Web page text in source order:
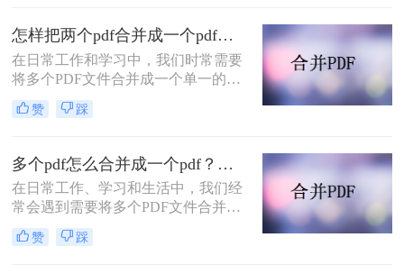
松地将多个PDF文件合并成一个。
怎样把两个pdf合并成一个pdf？分享4种方法，简单又高效！
在日常工作和学习中，我们时常需要
将多个PDF文件合并成一个单一的文
件，以方便阅读或整理资料。不论是
出于简化文档管理的需求，还是为了
合并成一个pdf都是非常实用的技能。
本文将介绍几种简单有效的方法，帮
助您轻松实现PDF文件的合并。
赞 踩
多个pdf怎么合并成一个pdf？试试这二个方法！
在日常工作、学习和生活中，我们经
常会遇到需要将多个PDF文件合并成
一个文件的情况。这样做不仅便于管
理，还能在分享、打印或存档时提高
赞 踩